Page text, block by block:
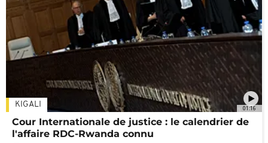
01:16
KIGALI
Cour Internationale de justice : le calendrier de
l'affaire RDC-Rwanda connu